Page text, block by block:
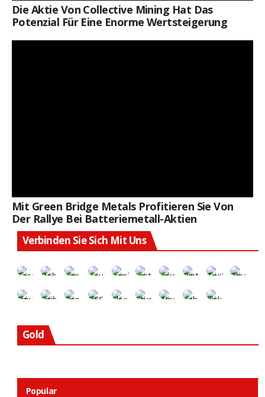
Die Aktie Von Collective Mining Hat Das
Potenzial Für Eine Enorme Wertsteigerung
Mit Green Bridge Metals Profitieren Sie Von
Der Rallye Bei Batteriemetall-Aktien
Verbinden Sie Sich Mit Uns
Gold
Popular